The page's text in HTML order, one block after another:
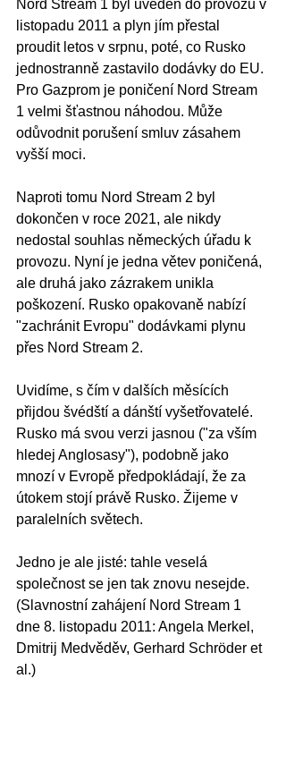
Nord Stream 1 byl uveden do provozu v
listopadu 2011 a plyn jím přestal
proudit letos v srpnu, poté, co Rusko
jednostranně zastavilo dodávky do EU.
Pro Gazprom je poničení Nord Stream
1 velmi šťastnou náhodou. Může
odůvodnit porušení smluv zásahem
vyšší moci.
Naproti tomu Nord Stream 2 byl
dokončen v roce 2021, ale nikdy
nedostal souhlas německých úřadu k
provozu. Nyní je jedna větev poničená,
ale druhá jako zázrakem unikla
poškození. Rusko opakovaně nabízí
"zachránit Evropu" dodávkami plynu
přes Nord Stream 2.
Uvidíme, s čím v dalších měsících
přijdou švédští a dánští vyšetřovatelé.
Rusko má svou verzi jasnou ("za vším
hledej Anglosasy"), podobně jako
mnozí v Evropě předpokládají, že za
útokem stojí právě Rusko. Žijeme v
paralelních světech.
Jedno je ale jisté: tahle veselá
společnost se jen tak znovu nesejde.
(Slavnostní zahájení Nord Stream 1
dne 8. listopadu 2011: Angela Merkel,
Dmitrij Medvěděv, Gerhard Schröder et
al.)